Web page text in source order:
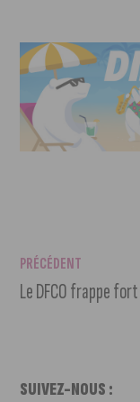
PRÉCÉDENT
SUIVEZ-NOUS :